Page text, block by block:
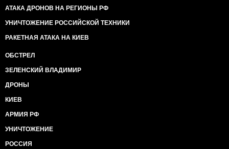
"Даже поверхностный взгляд на этих людей
доказывает, что это типичные бандюки. Поэтому я с
были именно они - владельцы "Хата Магната", -
написал Савчук.
АТАКА ДРОНОВ НА РЕГИОНЫ РФ
УНИЧТОЖЕНИЕ РОССИЙСКОЙ ТЕХНИКИ
РАКЕТНАЯ АТАКА НА КИЕВ
ОБСТРЕЛ
ЗЕЛЕНСКИЙ ВЛАДИМИР
ДРОНЫ
КИЕВ
АРМИЯ РФ
УНИЧТОЖЕНИЕ
РОССИЯ